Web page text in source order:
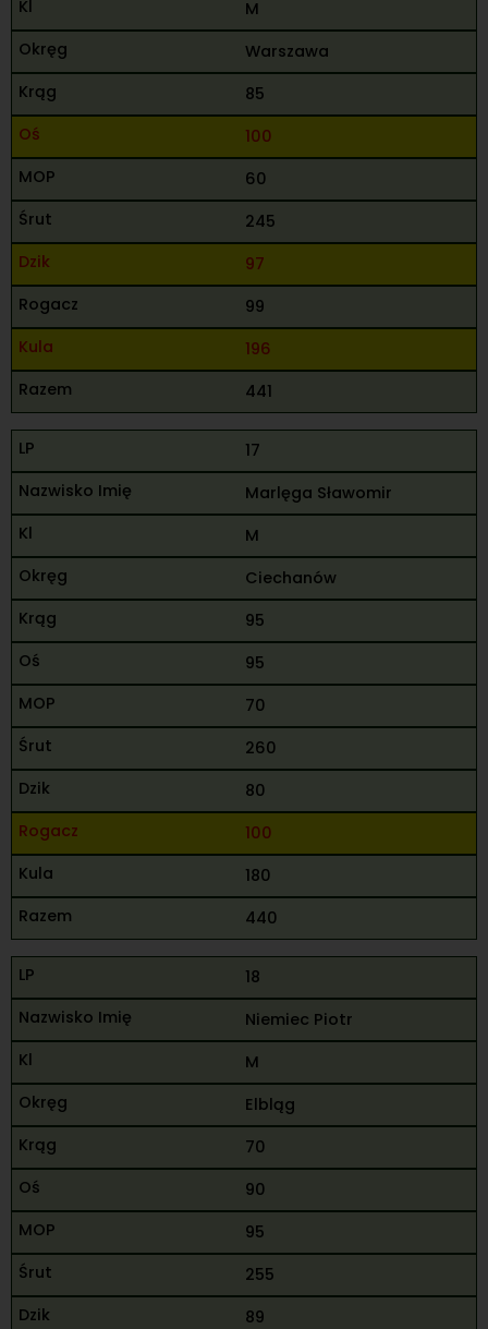
M
Warszawa
85
100
60
245
97
99
196
441
17
Marlęga Sławomir
M
Ciechanów
95
95
70
260
80
100
180
440
18
Niemiec Piotr
M
Elbląg
70
90
95
255
89